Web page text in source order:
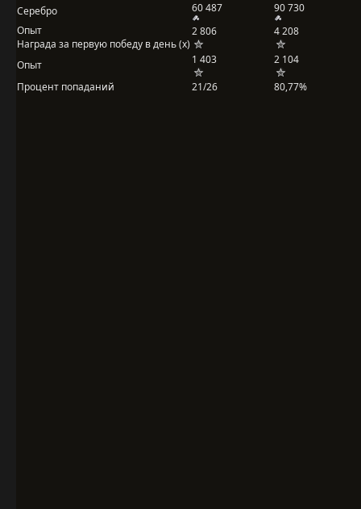
Серебро
60 487
90 730
Опыт
Награда за первую победу в день (x)
2 806 4 208
Опыт 1 403
2 104
Процент попаданий
21/26 80,77%